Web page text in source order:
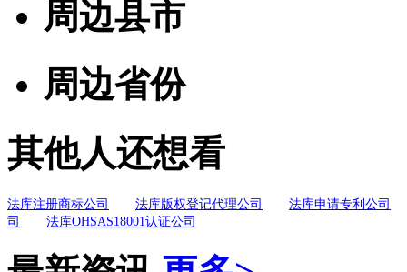
周边县市
周边省份
其他人还想看
法库注册商标公司 法库版权登记代理公司
法库申请专利公司
司
法库OHSAS18001认证公司